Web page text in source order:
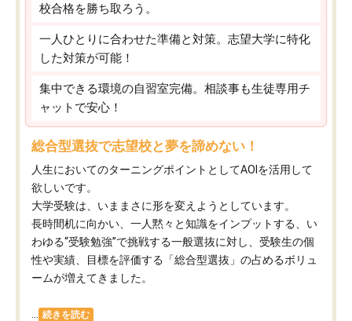
校合格を勝ち取ろう。
一人ひとりに合わせた準備と対策。志望大学に特化
した対策が可能！
集中できる環境の自習室完備。相談事も生徒専用チ
ャットで安心！
総合型選抜で志望校と夢を諦めない！
人生においてのターニングポイントとしてAOIを活用して
欲しいです。
大学受験は、いままさに形を変えようとしています。
長時間机に向かい、一人黙々と知識をインプットする、い
わゆる“受験勉強”で挑戦する一般選抜に対し、受験生の個
性や実績、目標を評価する「総合型選抜」の占めるボリュ
ームが増えてきました。
続きを読む